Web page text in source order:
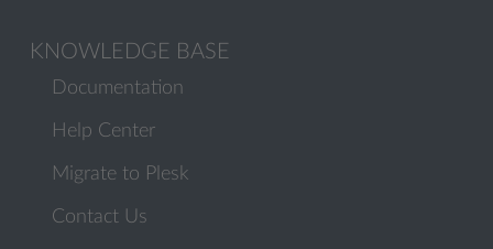
KNOWLEDGE BASE
Documentation
Help Center
Migrate to Plesk
Contact Us